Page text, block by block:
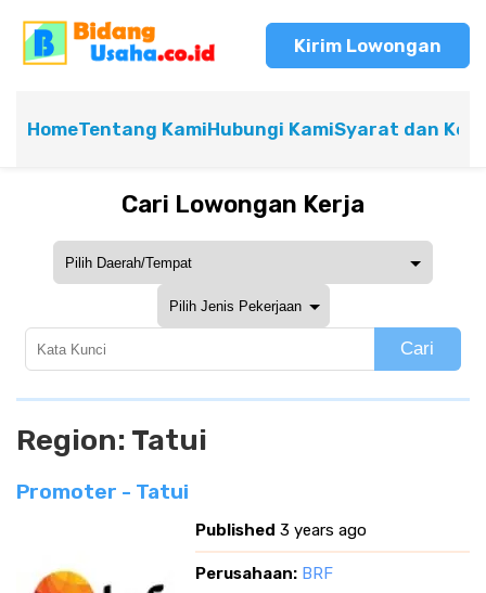
Kirim Lowongan
HomeTentang KamiHubungi KamiSyarat dan
Cari Lowongan Kerja
Cari
Region: Tatui
Promoter - Tatui
Published 3 years ago
Perusahaan: BRF